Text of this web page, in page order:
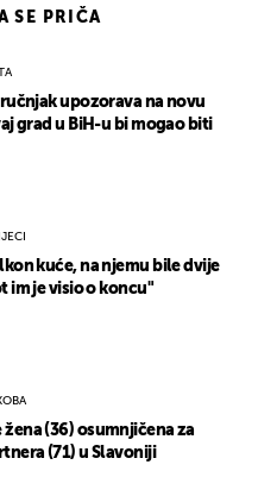
SE PRIČA
upozorava na novu
grad u BiH-u bi mogao biti
kuće, na njemu bile dvije
im je visio o koncu"
žena (36) osumnjičena za
(71) u Slavoniji